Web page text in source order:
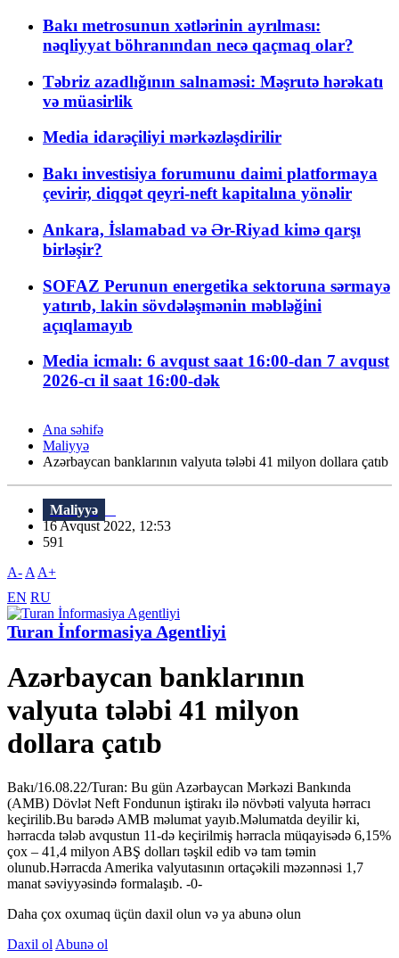
Bakı metrosunun xətlərinin ayrılması:
nəqliyyat böhranından necə qaçmaq olar?
Təbriz azadlığının salnaməsi: Məşrutə hərəkatı
və müasirlik
Media idarəçiliyi mərkəzləşdirilir
Bakı investisiya forumunu daimi platformaya
çevirir, diqqət qeyri-neft kapitalına yönəlir
Ankara, İslamabad və Ər-Riyad kimə qarşı
birləşir?
SOFAZ Perunun energetika sektoruna sərmayə
yatırıb, lakin sövdələşmənin məbləğini
açıqlamayıb
Media icmalı: 6 avqust saat 16:00-dan 7 avqust
2026-cı il saat 16:00-dək
Ana səhifə
Maliyyə
Azərbaycan banklarının valyuta tələbi 41 milyon dollara çatıb
Maliyyə
16 Avqust 2022, 12:53
591
A- A A+
EN RU
Turan İnformasiya Agentliyi
Azərbaycan banklarının
valyuta tələbi 41 milyon
dollara çatıb
Bakı/16.08.22/Turan: Bu gün Azərbaycan Mərkəzi Bankında
(AMB) Dövlət Neft Fondunun iştirakı ilə növbəti valyuta hərracı
keçirilib.Bu barədə AMB məlumat yayıb.Məlumatda deyilir ki,
hərracda tələb avqustun 11-də keçirilmiş hərracla müqayisədə 6,15%
çox – 41,4 milyon ABŞ dolları təşkil edib və tam təmin
olunub.Hərracda Amerika valyutasının ortaçəkili məzənnəsi 1,7
manat səviyyəsində formalaşıb. -0-
Daha çox oxumaq üçün daxil olun və ya abunə olun
Daxil ol Abunə ol